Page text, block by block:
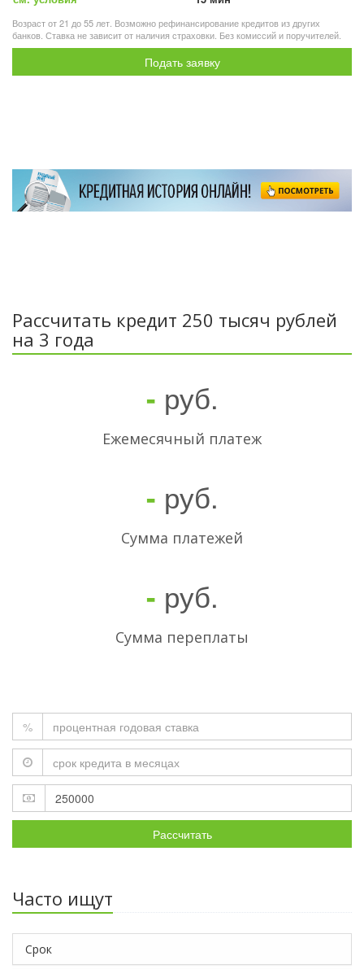
Возраст от 21 до 55 лет. Возможно рефинансирование кредитов из других
банков. Ставка не зависит от наличия страховки. Без комиссий и поручителей.
Подать заявку
Рассчитать кредит 250 тысяч рублей
на 3 года
- руб.
Ежемесячный платеж
- руб.
Cумма платежей
- руб.
Сумма переплаты
%
Рассчитать
Часто ищут
Срок